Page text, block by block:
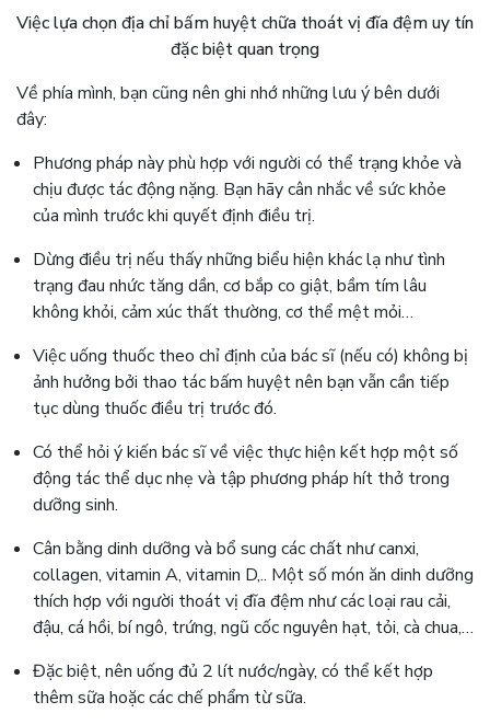
Việc lựa chọn địa chỉ bấm huyệt chữa thoát vị đĩa đệm uy tín
đặc biệt quan trọng
Về phía mình, bạn cũng nên ghi nhớ những lưu ý bên dưới
đây:
Phương pháp này phù hợp với người có thể trạng khỏe và
chịu được tác động nặng. Bạn hãy cân nhắc về sức khỏe
của mình trước khi quyết định điều trị.
Dừng điều trị nếu thấy những biểu hiện khác lạ như tình
trạng đau nhức tăng dần, cơ bắp co giật, bầm tím lâu
không khỏi, cảm xúc thất thường, cơ thể mệt mỏi…
Việc uống thuốc theo chỉ định của bác sĩ (nếu có) không bị
ảnh hưởng bởi thao tác bấm huyệt nên bạn vẫn cần tiếp
tục dùng thuốc điều trị trước đó.
Có thể hỏi ý kiến bác sĩ về việc thực hiện kết hợp một số
động tác thể dục nhẹ và tập phương pháp hít thở trong
dưỡng sinh.
Cân bằng dinh dưỡng và bổ sung các chất như canxi,
collagen, vitamin A, vitamin D,.. Một số món ăn dinh dưỡng
thích hợp với người thoát vị đĩa đệm như các loại rau cải,
đậu, cá hồi, bí ngô, trứng, ngũ cốc nguyên hạt, tỏi, cà chua,…
Đặc biệt, nên uống đủ 2 lít nước/ngày, có thể kết hợp
thêm sữa hoặc các chế phẩm từ sữa.